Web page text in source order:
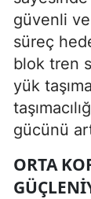
güvenli
süreç
blok tren
yük
gücünü
ORTA